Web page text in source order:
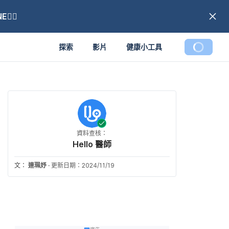
探索 影片 健康小工具
資料查核：
Hello 醫師
文： 連珮妤 · 更新日期：2024/11/19